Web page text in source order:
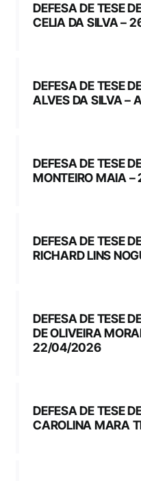
DEFESA DE TESE
CELIA DA SILVA –
DEFESA DE TESE
ALVES DA SILVA –
DEFESA DE TESE
MONTEIRO MAIA
DEFESA DE TESE
RICHARD LINS
DEFESA DE TESE
DE OLIVEIRA
22/04/2026
DEFESA DE TESE
CAROLINA MARA